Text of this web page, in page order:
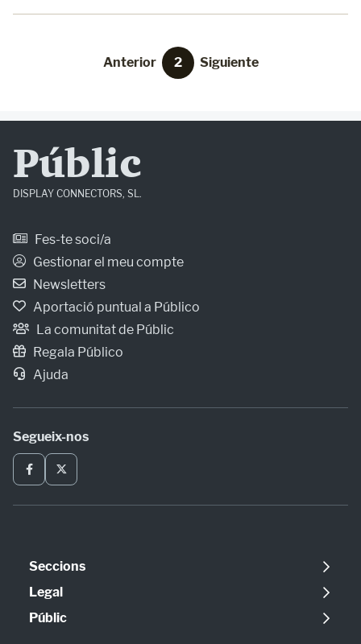
Anterior 2 Siguiente
Públic
DISPLAY CONNECTORS, SL.
Fes-te soci/a
Gestionar el meu compte
Newsletters
Aportació puntual a Público
La comunitat de Públic
Regala Público
Ajuda
Segueix-nos
Seccions
Política
Opinió
Legal
Avís legal
Públic